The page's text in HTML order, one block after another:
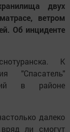
двух
ветром
Об инциденте
К
"Спасатель"
в районе
далеко
ли смогут